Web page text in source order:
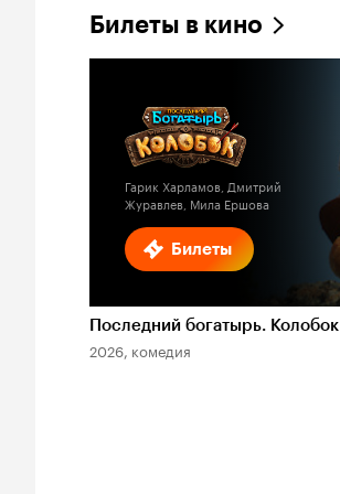
Билеты в кино
Билеты
Гарик Харламов, Дмитрий
Журавлев, Мила Ершова
Последний богатырь. Колобок
2026, комедия